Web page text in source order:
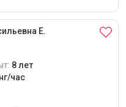
Е.
8 лет
час